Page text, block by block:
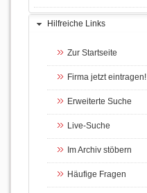
Hilfreiche Links
Zur Startseite
Firma jetzt eintragen!
Erweiterte Suche
Live-Suche
Im Archiv stöbern
Häufige Fragen